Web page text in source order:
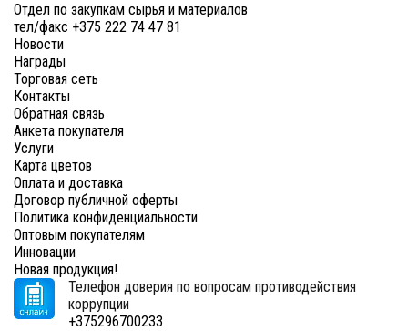
Отдел по закупкам сырья и материалов
тел/факс +375 222 74 47 81
Новости
Награды
Торговая сеть
Контакты
Обратная связь
Анкета покупателя
Услуги
Карта цветов
Оплата и доставка
Договор публичной оферты
Политика конфиденциальности
Оптовым покупателям
Инновации
Новая продукция!
Телефон доверия по вопросам противодействия
коррупции
+375296700233